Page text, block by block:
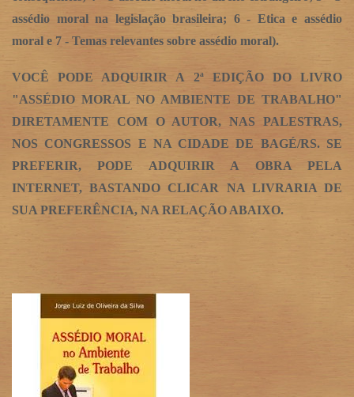
assédio moral na legislação brasileira; 6 - Etica e assédio
moral e 7 - Temas relevantes sobre assédio moral).
VOCÊ PODE ADQUIRIR A 2ª EDIÇÃO DO LIVRO
"ASSÉDIO MORAL NO AMBIENTE DE TRABALHO"
DIRETAMENTE COM O AUTOR, NAS PALESTRAS,
NOS CONGRESSOS E NA CIDADE DE BAGÉ/RS. SE
PREFERIR, PODE ADQUIRIR A OBRA PELA
INTERNET, BASTANDO CLICAR NA LIVRARIA DE
SUA PREFERÊNCIA, NA RELAÇÃO ABAIXO.